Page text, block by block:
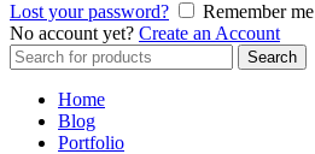
Lost your password?
Remember me
No account yet? Create an Account
Search
for:
Search
Home
Blog
Portfolio